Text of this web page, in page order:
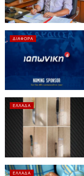
ΔΙΆΦΟΡΑ
ΕΛΛΆΔΑ
ΕΛΛΆΔΑ